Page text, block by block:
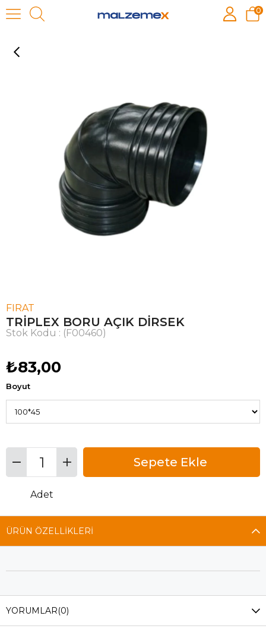
0
TRİPLEX BORU AÇIK DİRSEK
FIRAT
TRİPLEX BORU AÇIK DİRSEK
Stok Kodu (F00460)
₺83,00
Boyut
Adet
ÜRÜN ÖZELLIKLERI
YORUMLAR(0)